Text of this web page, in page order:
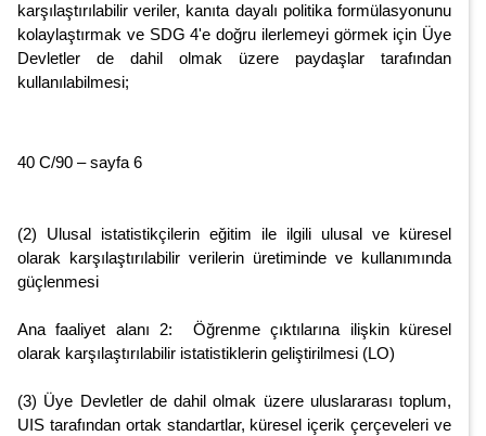
karşılaştırılabilir veriler, kanıta dayalı politika formülasyonunu
kolaylaştırmak ve SDG 4'e doğru ilerlemeyi görmek için Üye
Devletler de dahil olmak üzere paydaşlar tarafından
kullanılabilmesi;
40 C/90 – sayfa 6
(2) Ulusal istatistikçilerin eğitim ile ilgili ulusal ve küresel
olarak karşılaştırılabilir verilerin üretiminde ve kullanımında
güçlenmesi
Ana faaliyet alanı 2: Öğrenme çıktılarına ilişkin küresel
olarak karşılaştırılabilir istatistiklerin geliştirilmesi (LO)
(3) Üye Devletler de dahil olmak üzere uluslararası toplum,
UIS tarafından ortak standartlar, küresel içerik çerçeveleri ve